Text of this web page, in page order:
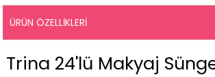
ÜRÜN ÖZELLIKLERI
Trina 24'lü Makyaj